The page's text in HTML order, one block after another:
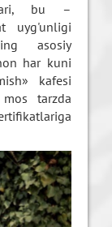
bu –
uyg'unligi
asosiy
har kuni
kafesi
tarzda